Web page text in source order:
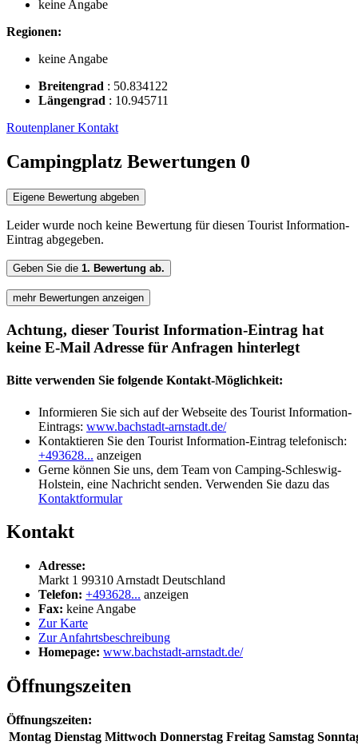
keine Angabe
Regionen:
keine Angabe
Breitengrad : 50.834122
Längengrad : 10.945711
RoutenplanerKontakt
Campingplatz Bewertungen 0
Eigene Bewertung abgeben
Leider wurde noch keine Bewertung für diesen Tourist Information-
Eintrag abgegeben.
Geben Sie die 1. Bewertung ab.
mehr Bewertungen anzeigen
Achtung, dieser Tourist Information-Eintrag hat
keine E-Mail Adresse für Anfragen hinterlegt
Bitte verwenden Sie folgende Kontakt-Möglichkeit:
Informieren Sie sich auf der Webseite des Tourist Information-
Eintrags: www.bachstadt-arnstadt.de/
Kontaktieren Sie den Tourist Information-Eintrag telefonisch:
+493628... anzeigen
Gerne können Sie uns, dem Team von Camping-Schleswig-
Holstein, eine Nachricht senden. Verwenden Sie dazu das
Kontaktformular
Kontakt
Adresse:
Markt 1 99310 Arnstadt Deutschland
Telefon: +493628... anzeigen
Fax: keine Angabe
Zur Karte
Zur Anfahrtsbeschreibung
Homepage: www.bachstadt-arnstadt.de/
Öffnungszeiten
Öffnungszeiten:
Montag Dienstag Mittwoch Donnerstag Freitag Samstag